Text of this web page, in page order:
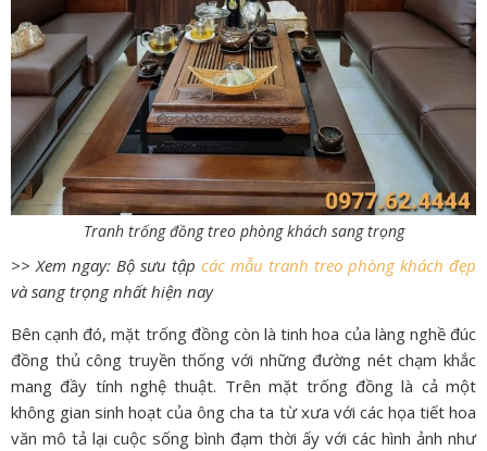
Tranh trống đồng treo phòng khách sang trọng
>> Xem ngay: Bộ sưu tập các mẫu tranh treo phòng khách đẹp
và sang trọng nhất hiện nay
Bên cạnh đó, mặt trống đồng còn là tinh hoa của làng nghề đúc
đồng thủ công truyền thống với những đường nét chạm khắc
mang đầy tính nghệ thuật. Trên mặt trống đồng là cả một
không gian sinh hoạt của ông cha ta từ xưa với các họa tiết hoa
văn mô tả lại cuộc sống bình đạm thời ấy với các hình ảnh như